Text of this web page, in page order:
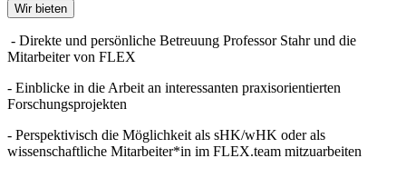
Wir bieten
- Direkte und persönliche Betreuung Professor Stahr und die
Mitarbeiter von FLEX
- Einblicke in die Arbeit an interessanten praxisorientierten
Forschungsprojekten
- Perspektivisch die Möglichkeit als sHK/wHK oder als
wissenschaftliche Mitarbeiter*in im FLEX.team mitzuarbeiten